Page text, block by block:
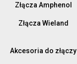
Złącza Amphenol
Złącza Wieland
Akcesoria do złączy